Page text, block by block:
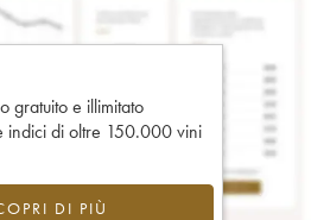
gratuito e illimitato
indici di oltre 150.000 vini
DI PIÙ